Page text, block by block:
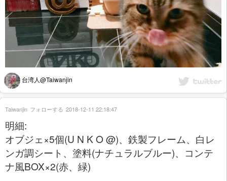
台湾人@Taiwanjin
明細:
オブジェ×5個(U N K O @)、鉄製フレーム、白レ
ンガ調シート、塗料(ナチュラルブルー)、コンテ
ナ風BOX×2(赤、緑)
Taiwanjin フォローする 2018-12-11 22:18:47